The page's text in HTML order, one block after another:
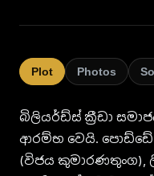
අනෙකුත් සිනමාහල්වල
සිනමාහලේ දින
ගාමිණි,මාලිනි,විජය
චිත්‍රපටිය.
Plot Photos
බිලියර්ඩ්ස් ක්‍රීඩා
ආරම්භ වෙයි.
(විජය කුමාරණතුංග),